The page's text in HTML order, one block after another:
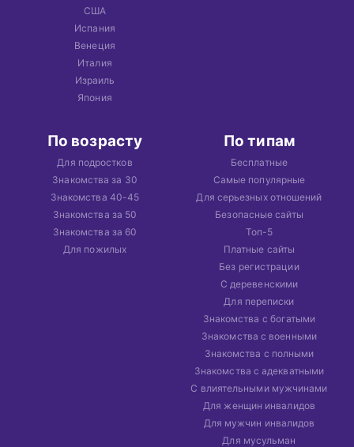
США
Испания
Венеция
Италия
Израиль
Япония
По возрасту
Для подростков
Знакомства за 30
Знакомства 40-45
Знакомства за 50
Знакомства за 60
Для пожилых
По типам
Бесплатные
Самые популярные
Для серьезных отношений
Безопасные сайты
Топ-5
Платные сайты
Без регистрации
С деревенскими
Для переписки
Знакомства с богатыми
Знакомства с военными
Знакомства с полными
Знакомства с адекватными
С влиятельными мужчинами
Для женщин инвалидов
Для мужчин инвалидов
Для мусульман